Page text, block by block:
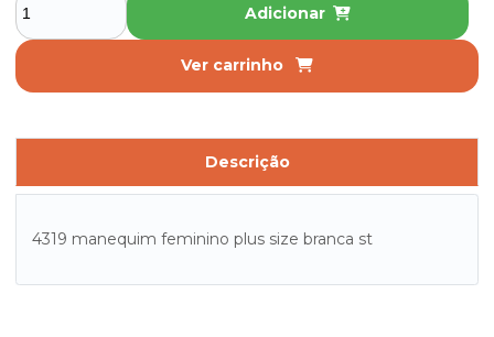
Adicionar
Ver carrinho
Descrição
4319 manequim feminino plus size branca st